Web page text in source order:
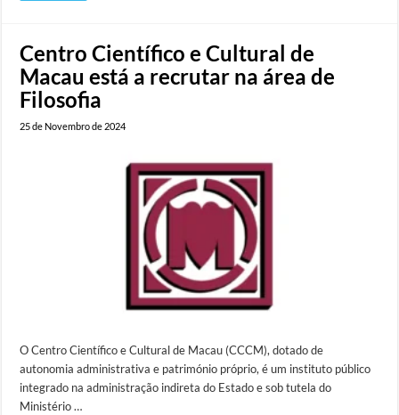
Centro Científico e Cultural de
Macau está a recrutar na área de
Filosofia
25 de Novembro de 2024
O Centro Científico e Cultural de Macau (CCCM), dotado de
autonomia administrativa e património próprio, é um instituto público
integrado na administração indireta do Estado e sob tutela do
Ministério …